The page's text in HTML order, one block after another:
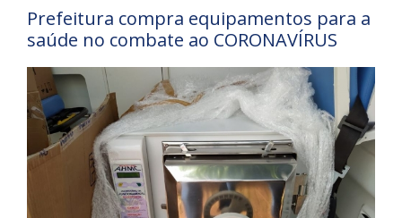
Prefeitura compra equipamentos para a
saúde no combate ao CORONAVÍRUS